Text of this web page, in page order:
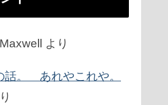
Maxwell より
話。 あれやこれや。